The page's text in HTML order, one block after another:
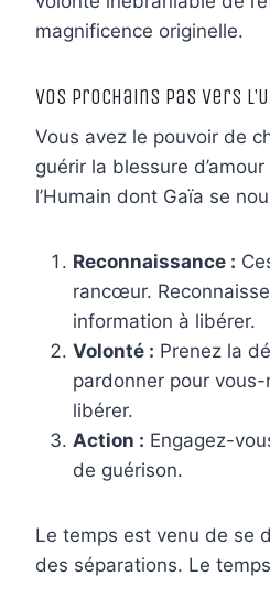
magnificence originelle.
Vos Prochains Pas vers
Vous avez le pouvoir de
guérir la blessure
l’Humain dont Gaïa se
Reconnaissance :
rancœur.
information à libérer.
Volonté : Prenez la
pardonner pour
libérer.
Action : Engagez-
de guérison.
Le temps est venu de se
des séparations. Le